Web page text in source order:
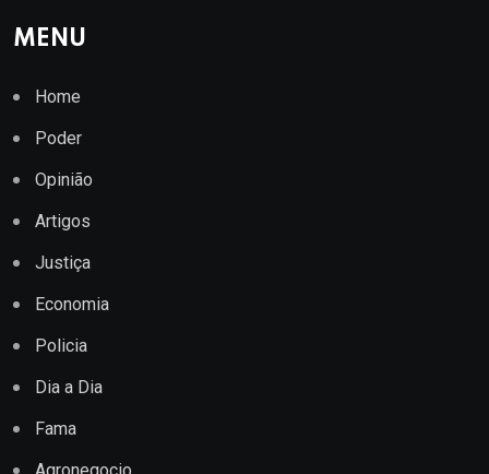
MENU
Home
Poder
Opinião
Artigos
Justiça
Economia
Policia
Dia a Dia
Fama